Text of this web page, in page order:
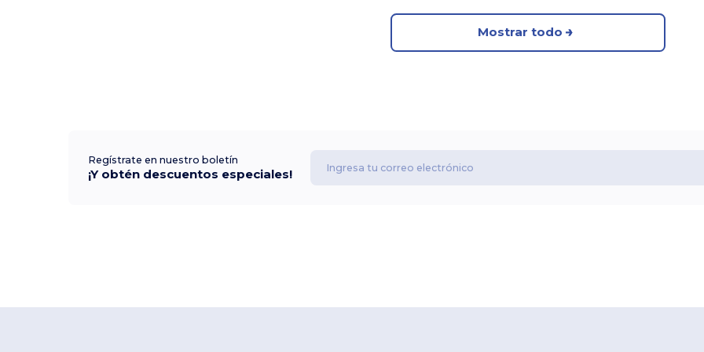
Mostrar todo
Regístrate en nuestro boletín
¡Y obtén descuentos especiales!